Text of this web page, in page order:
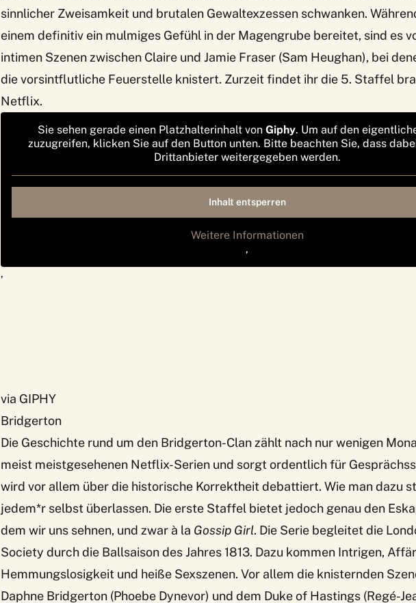
sinnlicher Zweisamkeit und brutalen Gewaltexzessen schwanken.
einem definitiv ein mulmiges Gefühl in der Magengrube bereitet, sind es
intimen Szenen zwischen Claire und Jamie Fraser (Sam Heughan), bei
die vorsintflutliche Feuerstelle knistert. Zurzeit findet ihr die 5. Staffel
Netflix.
Sie sehen gerade einen Platzhalterinhalt von Giphy. Um auf den
zuzugreifen, klicken Sie auf den Button unten. Bitte beachten Sie, dass
Drittanbieter weitergegeben werden.
Inhalt entsperren
Weitere Informationen
‚
‚
via GIPHY
Bridgerton
Die Geschichte rund um den Bridgerton-Clan zählt nach nur wenigen
meist meistgesehenen Netflix-Serien und sorgt ordentlich für
wird vor allem über die historische Korrektheit debattiert. Wie man dazu
jedem*r selbst überlassen. Die erste Staffel bietet jedoch genau den
dem wir uns sehnen, und zwar à la Gossip Girl. Die Serie begleitet die
Society durch die Ballsaison des Jahres 1813. Dazu kommen Intrigen,
Hemmungslosigkeit und heiße Sexszenen. Vor allem die knisternden
Daphne Bridgerton (Phoebe Dynevor) und dem Duke of Hastings (Regé-